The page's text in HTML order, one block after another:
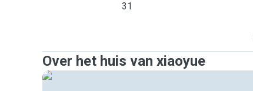
31
Over het huis van xiaoyue